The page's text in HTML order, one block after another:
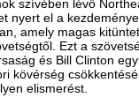
szívében lévő
nyert el a
amely magas
Ezt a
és Bill Clinton
kövérség
elismerést.